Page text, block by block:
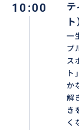
✨ 効率よく満
お客様のホテ
お迎えホテル
送迎も可能な
用してツアー
※注意事項を
10:00
テ
一
プ
ス
ト
か
解
き
く